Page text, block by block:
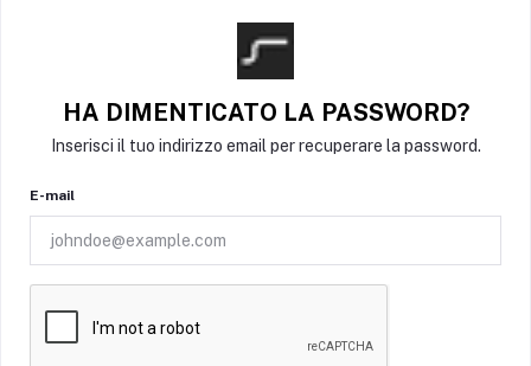
HA DIMENTICATO LA PASSWORD?
Inserisci il tuo indirizzo email per recuperare la password.
E-mail